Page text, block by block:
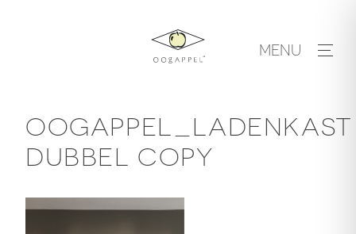
MENU
OOGAPPEL_LADENKAST
DUBBEL COPY